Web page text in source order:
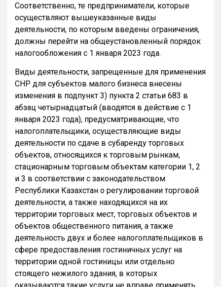
Соответственно, те предприниматели, которые
осуществляют вышеуказанные виды
деятельности, по которым введены ограничения,
должны перейти на общеустановленный порядок
налогообложения с 1 января 2023 года.
Виды деятельности, запрещенные для применения
СНР для субъектов малого бизнеса внесены
изменения в подпункт 3) пункта 2 статьи 683 в
абзац четырнадцатый (вводятся в действие с 1
января 2023 года), предусматривающие, что
налогоплательщики, осуществляющие виды
деятельности по сдаче в субаренду торговых
объектов, относящихся к торговым рынкам,
стационарным торговым объектам категории 1, 2
и 3 в соответствии с законодательством
Республики Казахстан о регулировании торговой
деятельности, а также находящихся на их
территории торговых мест, торговых объектов и
объектов общественного питания, а также
деятельность двух и более налогоплательщиков в
сфере предоставления гостиничных услуг на
территории одной гостиницы или отдельно
стоящего нежилого здания, в которых